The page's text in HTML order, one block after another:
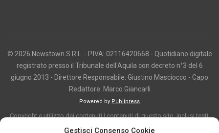
Gestisci Consenso Cookie
© 2026 Newstown S.R.L. - P.IVA: 02116420668 - Quotidiano digitale
registrato presso il Tribunale dell'Aquila con decreto n°3 del 6
giugno 2013 - Direttore Responsabile: Giustino Masciocco - Capo
Redattore: Marco Giancarli
Powered by Publipress
Copyright e utilizzo dei contenuti I contenuti di questo sito, inclusi testi,
articoli, immagini, fotografie, video e grafica, sono protetti da copyright e